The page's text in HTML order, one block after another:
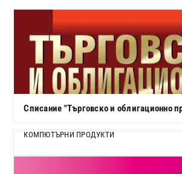
Списание "Търговско и облигационно
КОМПЮТЪРНИ ПРОДУКТИ